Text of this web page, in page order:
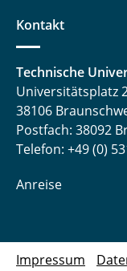
Kontakt
Technische
Universitätsplatz
38106
Postfach: 38092
Telefon: +49 (0)
Anreise
Impressum